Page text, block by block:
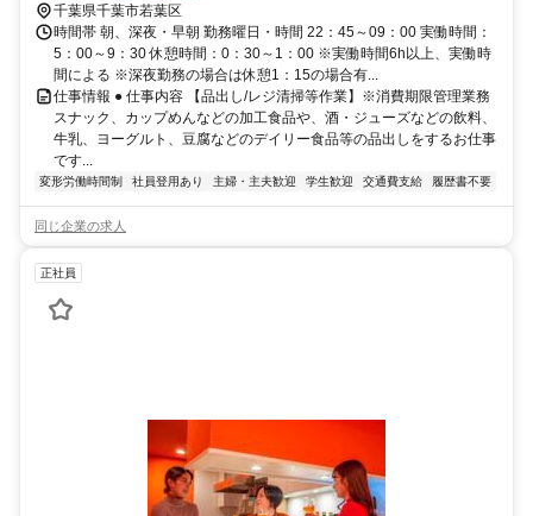
千葉県千葉市若葉区
時間帯 朝、深夜・早朝 勤務曜日・時間 22：45～09：00 実働時間：
5：00～9：30 休憩時間：0：30～1：00 ※実働時間6h以上、実働時
間による ※深夜勤務の場合は休憩1：15の場合有...
仕事情報 ● 仕事内容 【品出し/レジ清掃等作業】※消費期限管理業務
スナック、カップめんなどの加工食品や、酒・ジューズなどの飲料、
牛乳、ヨーグルト、豆腐などのデイリー食品等の品出しをするお仕事
です...
変形労働時間制 社員登用あり 主婦・主夫歓迎 学生歓迎 交通費支給 履歴書不要
同じ企業の求人
正社員